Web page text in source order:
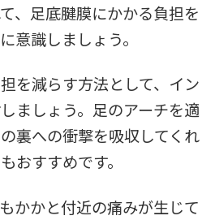
、足底腱膜にかかる負担を
意識しましょう。
を減らす方法として、イン
ましょう。足のアーチを適
裏への衝撃を吸収してくれ
おすすめです。
かかと付近の痛みが生じて